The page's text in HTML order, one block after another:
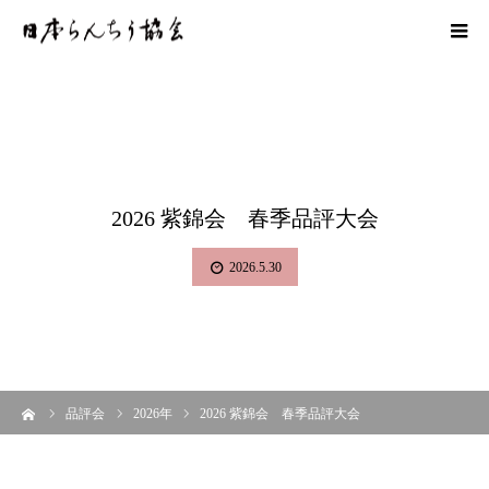
2026 紫錦会 春季品評大会
2026.5.30
品評会 2026年 2026 紫錦会 春季品評大会